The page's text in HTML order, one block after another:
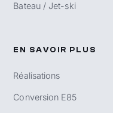
Bateau / Jet-ski
EN SAVOIR PLUS
Réalisations
Conversion E85